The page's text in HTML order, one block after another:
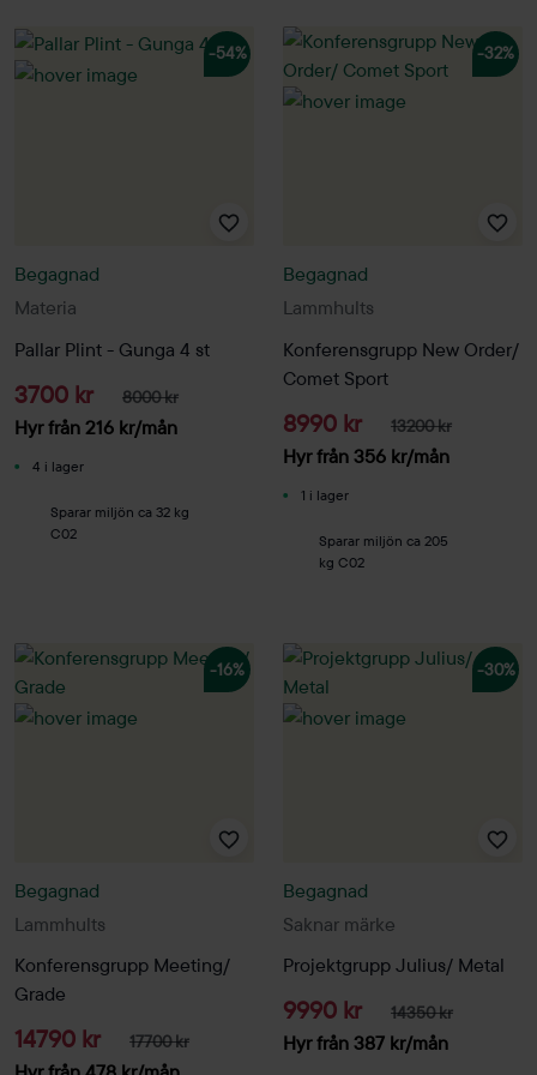
-54%
Materia
Begagnad
Pallar Plint - Gunga 4 st
3700 kr 8000 kr
Hyr från 216 kr/mån
4 i lager
Sparar miljön ca 32 kg
C02
-32%
Lammhults
Begagnad
Konferensgrupp New Order/
Comet Sport
8990 kr 13200 kr
Hyr från 356 kr/mån
1 i lager
Sparar miljön ca 205
kg C02
-16%
Lammhults
Begagnad
Konferensgrupp Meeting/
Grade
14790 kr 17700 kr
-30%
Saknar märke
Begagnad
Projektgrupp Julius/ Metal
9990 kr 14350 kr
Hyr från 387 kr/mån